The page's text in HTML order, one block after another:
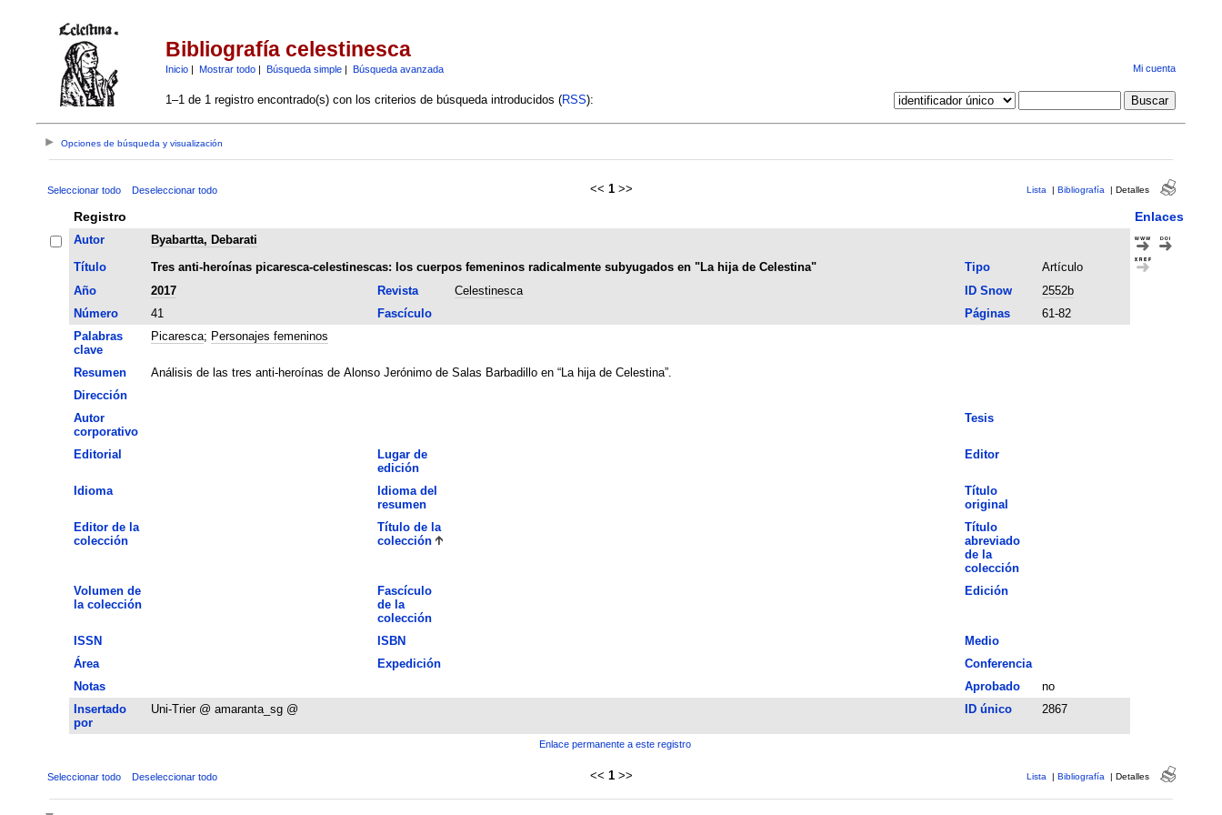
Bibliografía celestinesca
Inicio| Mostrar todo| Búsqueda simple| Búsqueda avanzada Mi cuenta
1–1 de 1 registro encontrado(s) con los criterios de búsqueda introducidos (RSS):
Opciones de búsqueda y visualización
Seleccionar todo Deseleccionar todo << 1 >> Lista | Bibliografía | Detalles
Registro Enlaces
Autor
Byabartta, Debarati
Título
Tres anti-heroínas picaresca-celestinescas: los cuerpos femeninos radicalmente subyugados en "La hija de Celestina" Tipo
Artículo
Año
2017 Revista Celestinesca ID Snow
2552b
Número
41 Fascículo Páginas
61-82
Palabras
clave
Picaresca; Personajes femeninos
Resumen
Análisis de las tres anti-heroínas de Alonso Jerónimo de Salas Barbadillo en “La hija de Celestina”.
Dirección
Autor
corporativo
Tesis
Editorial
Lugar de
edición
Editor
Idioma
Idioma del
resumen
Título
original
Editor de la
colección
Título de la
colección
Título
abreviado
de la
colección
Volumen de
la colección
Fascículo
de la
colección
Edición
ISSN ISBN
Medio
Área
Expedición
Conferencia
Notas
Aprobado
no
Insertado
por
Uni-Trier @ amaranta_sg @ ID único 2867
Enlace permanente a este registro
Seleccionar todo Deseleccionar todo << 1 >> Lista | Bibliografía | Detalles